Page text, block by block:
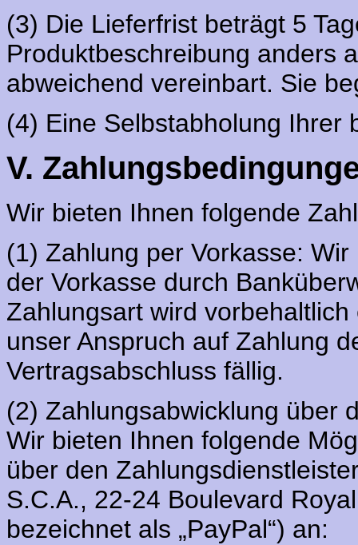
(3) Die Lieferfrist beträgt 5
Produktbeschreibung anders
abweichend vereinbart. Sie
(4) Eine Selbstabholung Ihrer
V.
Wir bieten Ihnen folgende
(1) Zahlung per Vorkasse:
der Vorkasse durch
Zahlungsart wird
unser Anspruch auf Zahlung
Vertragsabschluss fällig.
(2) Zahlungsabwicklung über
Wir bieten Ihnen folgende
über den
S.C.A., 22-24 Boulevard
bezeichnet als „PayPal“) an: